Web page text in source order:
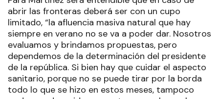
abrir las fronteras deberá ser con un cupo
limitado, “la afluencia masiva natural que hay
siempre en verano no se va a poder dar. Nosotros
evaluamos y brindamos propuestas, pero
dependemos de la determinación del presidente
de la república. Si bien hay que cuidar el aspecto
sanitario, porque no se puede tirar por la borda
todo lo que se hizo en estos meses, tampoco